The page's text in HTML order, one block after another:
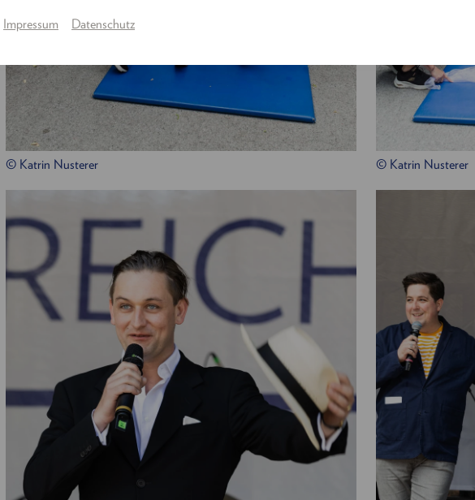
Impressum Datenschutz
© Katrin Nusterer © Katrin Nusterer